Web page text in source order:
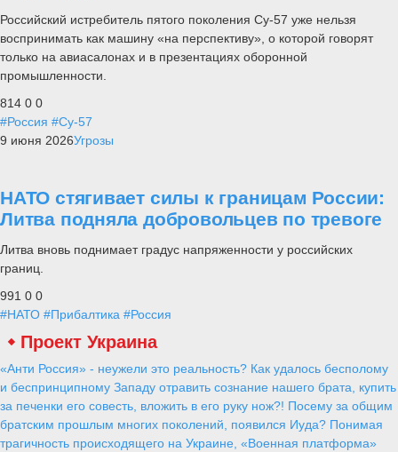
Российский истребитель пятого поколения Су-57 уже нельзя
воспринимать как машину «на перспективу», о которой говорят
только на авиасалонах и в презентациях оборонной
промышленности.
814 0 0
#Россия #Су-57
9 июня 2026Угрозы
НАТО стягивает силы к границам России:
Литва подняла добровольцев по тревоге
Литва вновь поднимает градус напряженности у российских
границ.
991 0 0
#НАТО #Прибалтика #Россия
Проект Украина
«Анти Россия» - неужели это реальность? Как удалось бесполому
и беспринципному Западу отравить сознание нашего брата, купить
за печенки его совесть, вложить в его руку нож?! Посему за общим
братским прошлым многих поколений, появился Иуда? Понимая
трагичность происходящего на Украине, «Военная платформа»